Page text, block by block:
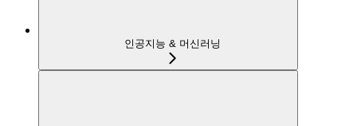
인공지능 & 머신러닝